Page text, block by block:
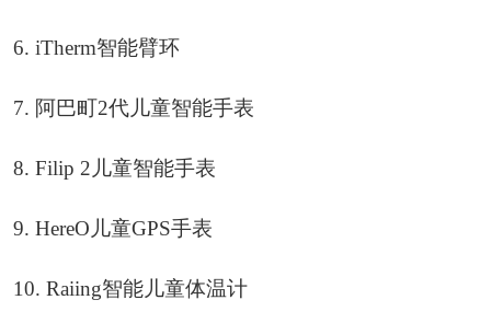
6. iTherm智能臂环
7. 阿巴町2代儿童智能手表
8. Filip 2儿童智能手表
9. HereO儿童GPS手表
10. Raiing智能儿童体温计